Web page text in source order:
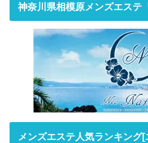
神奈川県相模原メンズエステ
メンズエステ人気ランキング